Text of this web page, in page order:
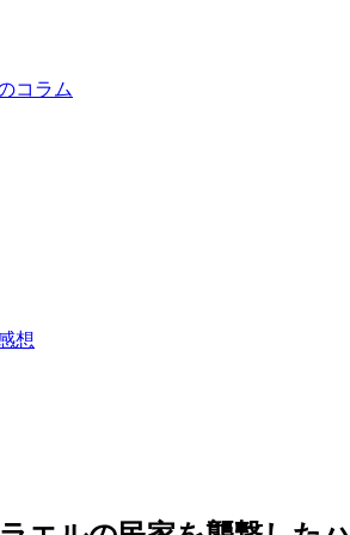
コラム
想